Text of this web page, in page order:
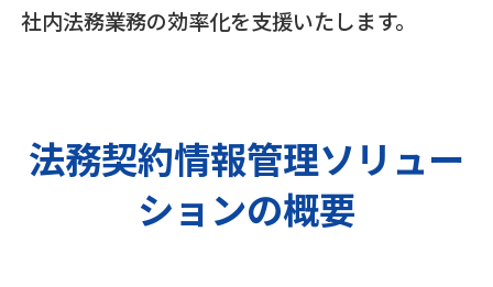
社内法務業務の効率化を支援いたします。
法務契約情報管理ソリュー
ションの概要